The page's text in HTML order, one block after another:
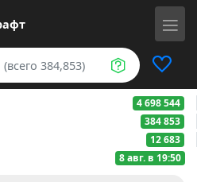
4 698 544
384 853
12 683
8 авг. в 19:50